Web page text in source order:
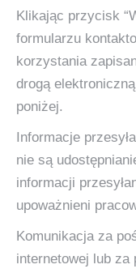
Klikając przycisk
formularzu
korzystania
drogą
poniżej.
Informacje
nie są
informacji
upoważnieni
Komunikacja za
internetowej lub za